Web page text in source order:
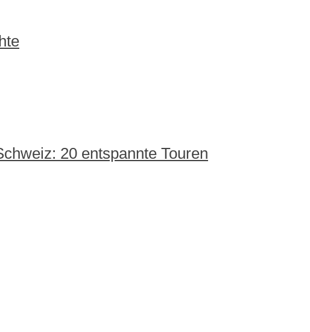
20 entspannte Touren